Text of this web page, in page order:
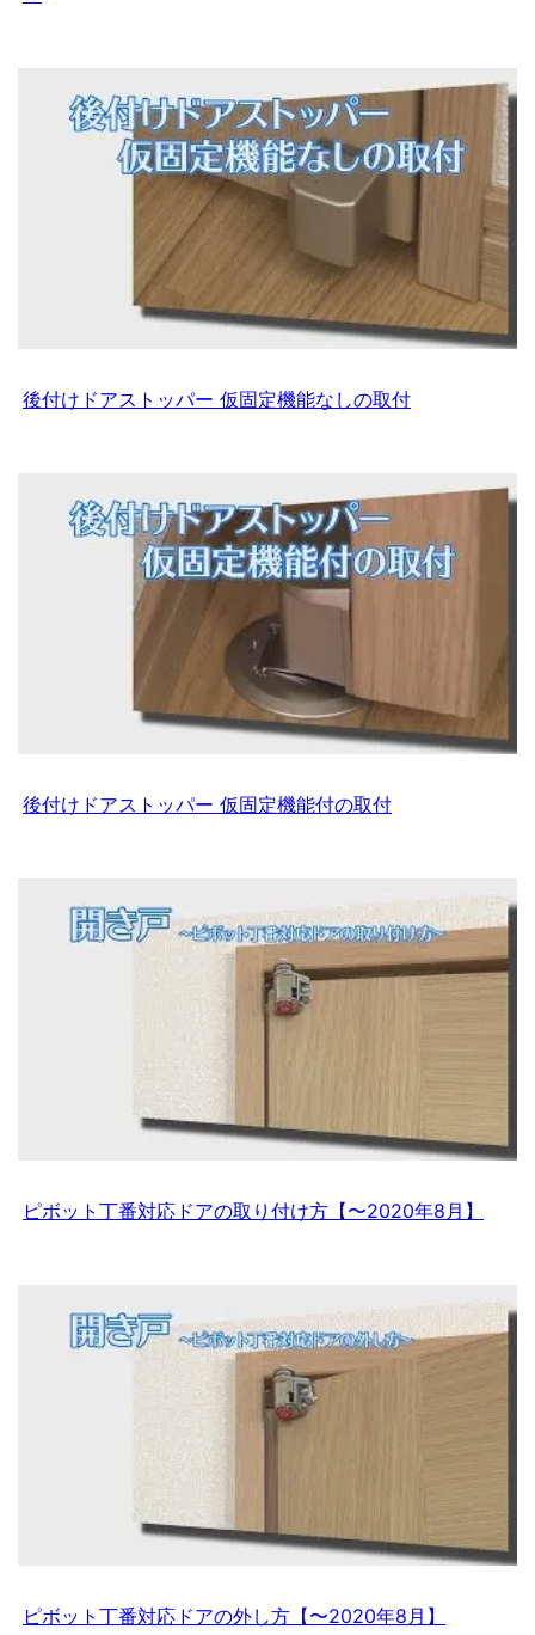
後付けドアストッパー 仮固定機能なしの取付
後付けドアストッパー 仮固定機能付の取付
ピボット丁番対応ドアの取り付け方【〜2020年8月】
ピボット丁番対応ドアの外し方【〜2020年8月】